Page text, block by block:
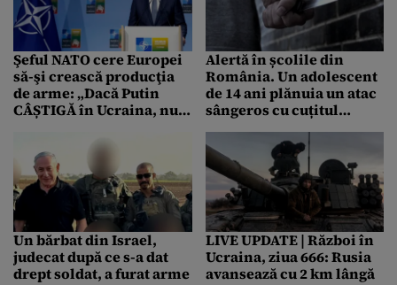
Şeful NATO cere Europei
să-şi crească producţia
de arme: „Dacă Putin
CÂȘTIGĂ în Ucraina, nu
agresiunea rusă nu se va
extinde”
Alertă în școlile din
România. Un adolescent
de 14 ani plănuia un atac
sângeros cu cuțitul
alt tânăr a venit cu
pistolul
Un bărbat din Israel,
judecat după ce s-a dat
drept soldat, a furat arme
LIVE UPDATE | Război în
Ucraina, ziua 666: Rusia
avansează cu 2 km lângă